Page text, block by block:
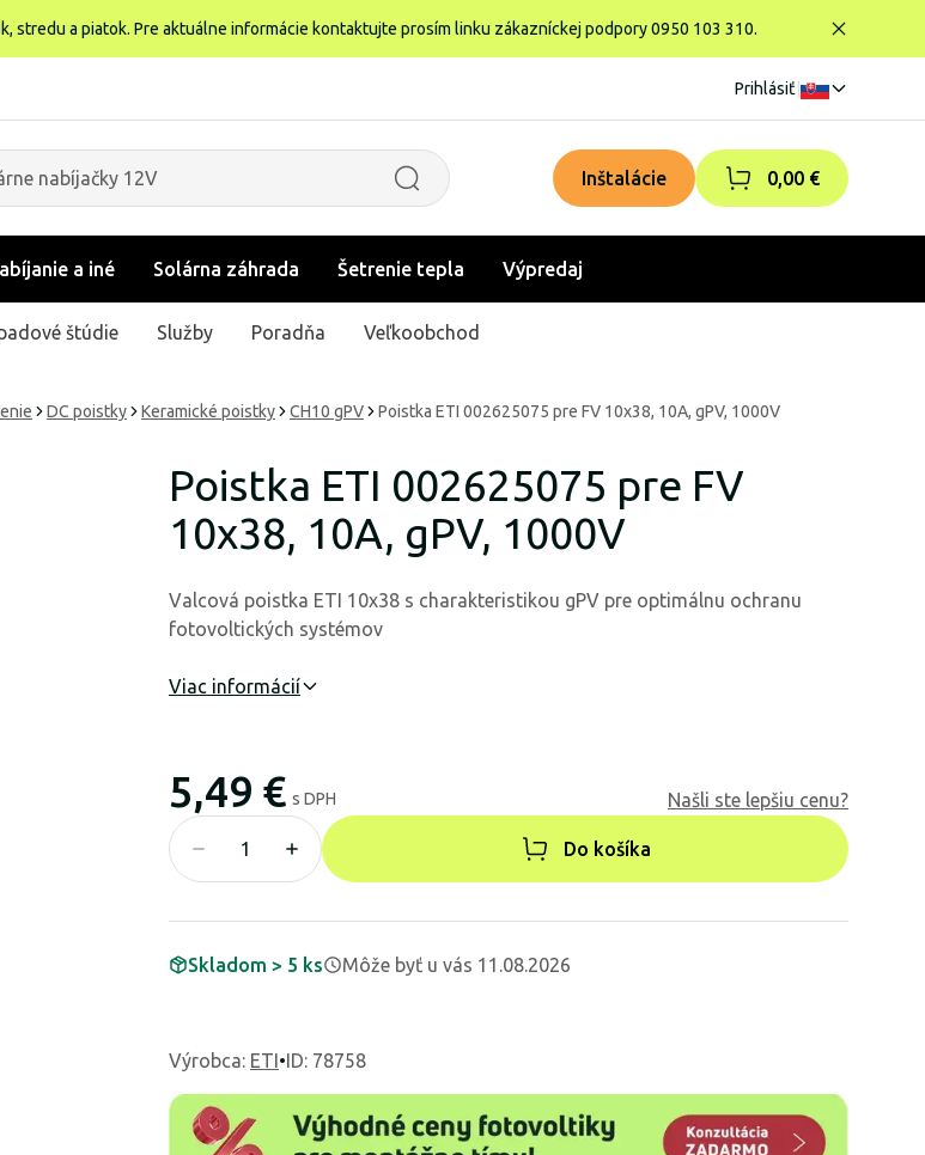
stredu a piatok. Pre aktuálne informácie kontaktujte prosím linku zákazníckej podpory 0950 103 310.
Prihlásiť
Inštalácie 0,00 €
a iné Solárna záhrada Šetrenie tepla Výpredaj
štúdie Služby Poradňa Veľkoobchod
DC poistky Keramické poistky CH10 gPV Poistka ETI 002625075 pre FV 10x38, 10A, gPV, 1000V
Poistka ETI 002625075 pre FV
10x38, 10A, gPV, 1000V
Valcová poistka ETI 10x38 s charakteristikou gPV pre optimálnu ochranu
fotovoltických systémov
Viac informácií
5,49 € s DPH Našli ste lepšiu cenu?
Do košíka
Skladom > 5 ks Môže byť u vás 11.08.2026
Výrobca: ETI•ID: 78758